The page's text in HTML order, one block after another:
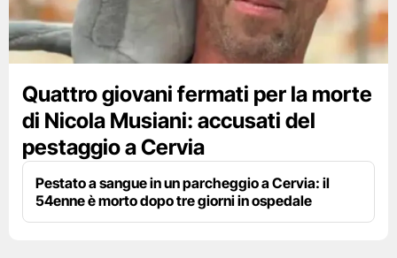
Quattro giovani fermati per la morte
di Nicola Musiani: accusati del
pestaggio a Cervia
Pestato a sangue in un parcheggio a Cervia: il
54enne è morto dopo tre giorni in ospedale